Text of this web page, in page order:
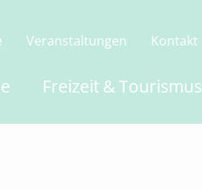
Freizeit & Tourismus
Veranstaltungen Kontakt